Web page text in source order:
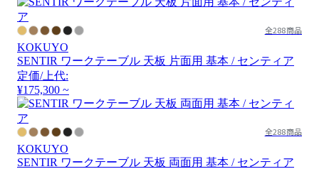
全288商品
KOKUYO
SENTIR ワークテーブル 天板 片面用 基本 / センティア
定価/上代:
¥175,300 ~
全288商品
KOKUYO
SENTIR ワークテーブル 天板 両面用 基本 / センティア